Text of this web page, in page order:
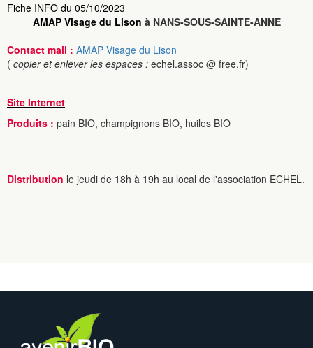
Fiche INFO du 05/10/2023
AMAP Visage du Lison à NANS-SOUS-SAINTE-ANNE
Contact mail : AMAP Visage du Lison
( copier et enlever les espaces : echel.assoc @ free.fr)
Site Internet
Produits : pain BIO, champignons BIO, huiles BIO
Distribution le jeudi de 18h à 19h au local de l'association ECHEL.